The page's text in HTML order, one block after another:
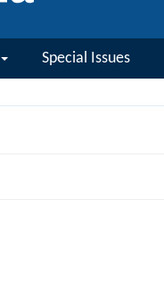
Special Issues